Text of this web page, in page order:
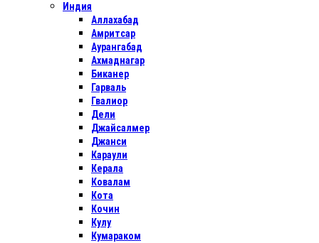
Индия
Аллахабад
Амритсар
Аурангабад
Ахмаднагар
Биканер
Гарваль
Гвалиор
Дели
Джайсалмер
Джанси
Караули
Керала
Ковалам
Кота
Кочин
Кулу
Кумараком